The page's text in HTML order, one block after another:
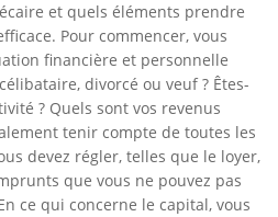
et quels éléments prendre
Pour commencer, vous
financière et personnelle
divorcé ou veuf ? Êtes-
? Quels sont vos revenus
tenir compte de toutes les
devez régler, telles que le loyer,
que vous ne pouvez pas
ce qui concerne le capital, vous